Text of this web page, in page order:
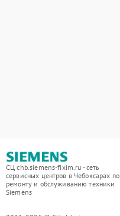
СЦ chb.siemens-fixim.ru - сеть
сервисных центров в Чебоксарах по
ремонту и обслуживанию техники
Siemens